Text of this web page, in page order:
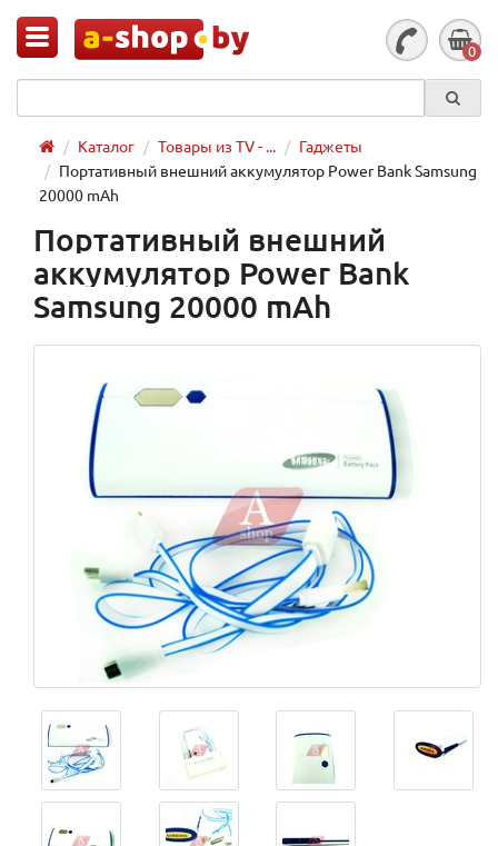
0
Каталог Товары из TV - ...
Гаджеты
Портативный внешний аккумулятор Power Bank Samsung
20000 mAh
Портативный внешний
аккумулятор Power Bank
Samsung 20000 mAh